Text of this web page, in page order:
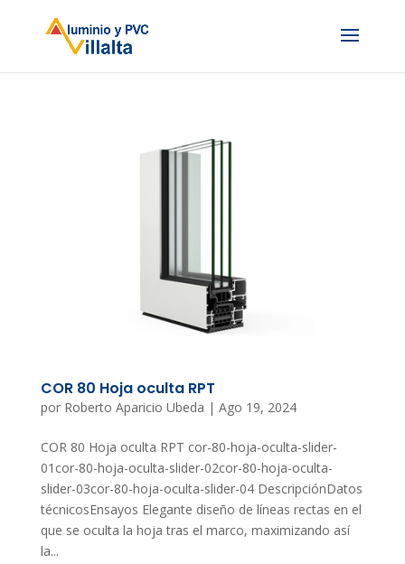
COR 80 Hoja oculta RPT
por Roberto Aparicio Ubeda | Ago 19, 2024
COR 80 Hoja oculta RPT cor-80-hoja-oculta-slider-
01cor-80-hoja-oculta-slider-02cor-80-hoja-oculta-
slider-03cor-80-hoja-oculta-slider-04 DescripciónDatos
técnicosEnsayos Elegante diseño de líneas rectas en el
que se oculta la hoja tras el marco, maximizando así
la...